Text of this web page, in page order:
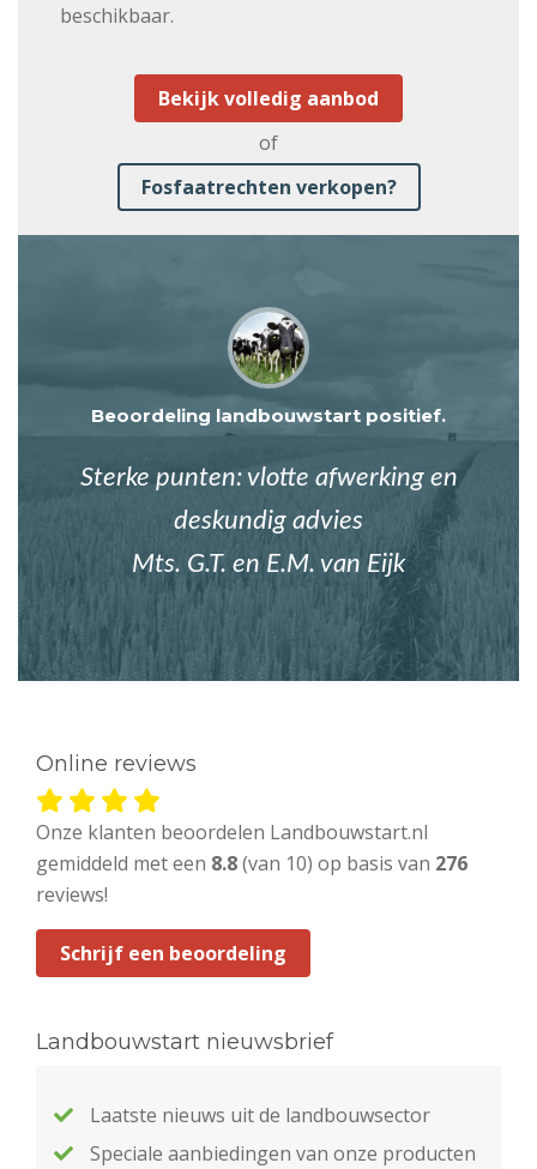
beschikbaar.
Bekijk volledig aanbod
of
Fosfaatrechten verkopen?
Beoordeling landbouwstart positief.
Sterke punten: vlotte afwerking en
deskundig advies
Mts. G.T. en E.M. van Eijk
Online reviews
Onze klanten beoordelen Landbouwstart.nl
gemiddeld met een 8.8(van 10) op basis van 276
reviews!
Schrijf een beoordeling
Landbouwstart nieuwsbrief
Laatste nieuws uit de landbouwsector
Speciale aanbiedingen van onze producten